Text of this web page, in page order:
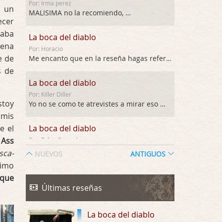
un
de
de
el
Por: Irma perez
MALISIMA no la recomiendo, …
La boca del diablo
Por: Horacio
Me encanto que en la reseña hagas referen …
La boca del diablo
Por: Killer Diller
Yo no se como te atrevistes a mirar eso …
La boca del diablo
Por: Talan Gwynek
La Odisea
Por: Talan Gwynek
Draghann, las quejas sobre la diversidad s …
La Odisea
NUEVOS ANTIGUOS
Últimas reseñas
La boca del diablo